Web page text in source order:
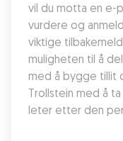
vil du motta en e-
vurdere og
viktige
muligheten til å
med å bygge tillit
Trollstein med å
leter etter den